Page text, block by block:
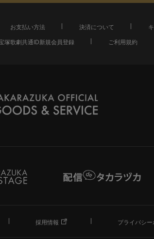
お支払い方法 決済について
塚歌劇共通ID新規会員登録 ご利用規約
採用情報 プライバシ